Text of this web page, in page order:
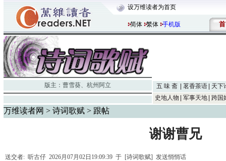
设万维读者为首页
简体 繁体 手机版 首
版主： 曹雪葵、 杭州阿立 五 味 斋 茗香茶语
天下
史地人物
军事天地 跨国
万维读者网 > 诗词歌赋 > 跟帖
谢谢曹兄
送交者: 听古仔 2026月07月02日19:09:39 于 [诗词歌赋] 发送悄悄话